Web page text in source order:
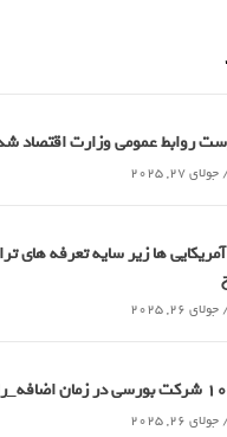
روابط عمومی وزارت اقتصاد
/ جولای 27, 2025
ها زیر سایه تعرفه های
/ جولای 26, 2025
/ جولای 26, 2025